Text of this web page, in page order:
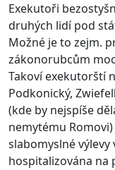
Exekutoři
druhých lidí pod
Možné je to zejm.
zákonorubcům
Takoví exekutorští
Podkonický,
(kde by nejspíše
nemytému
slabomyslné
hospitalizována na